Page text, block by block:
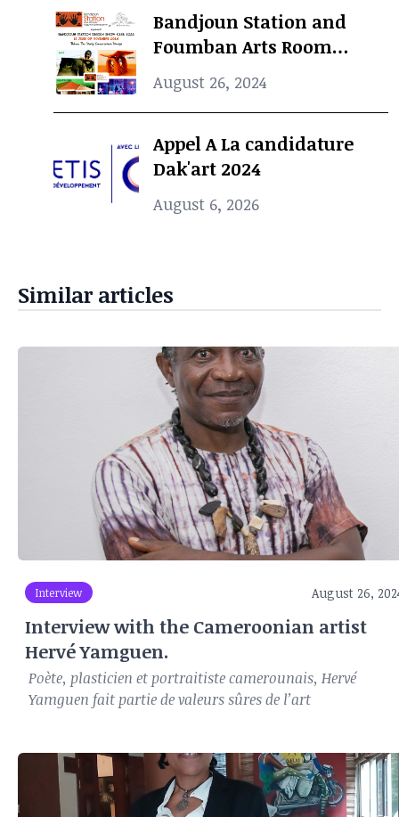
Bandjoun Station and
Foumban Arts Room
Present the Badjoun
Station Design Showcase
2024
August 26, 2024
Appel A La candidature
Dak'art 2024
August 6, 2026
Similar articles
Interview August 26,
Interview with the Cameroonian artist
Hervé Yamguen.
Poète, plasticien et portraitiste camerounais, Hervé
Yamguen fait partie de valeurs sûres de l’art
camerounais dans un projet nommé Solid’art, une
exposition collective, destinée à collecter des fonds afin de
soutenir un projet de construction du projet dela maison